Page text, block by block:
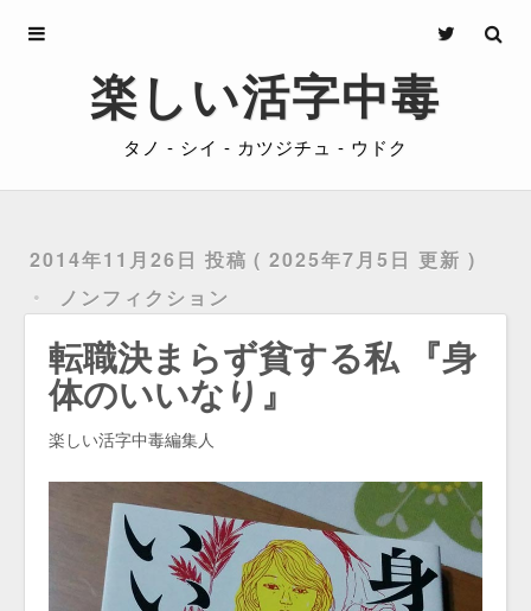
楽しい活字中毒
タノ - シイ - カツジチュ - ウドク
2014年11月26日 投稿
2025年7月5日 更新
ノンフィクション
転職決まらず貧する私 『身
体のいいなり』
楽しい活字中毒編集人
Archives